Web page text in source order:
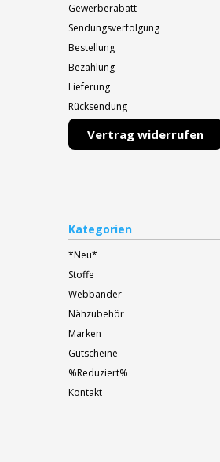
Gewerberabatt
Sendungsverfolgung
Bestellung
Bezahlung
Lieferung
Rücksendung
Vertrag widerrufen
Kategorien
*Neu*
Stoffe
Webbänder
Nähzubehör
Marken
Gutscheine
%Reduziert%
Kontakt